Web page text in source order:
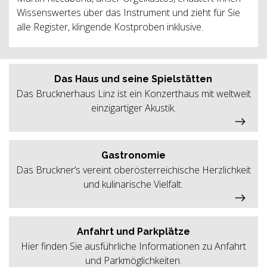
Wissenswertes über das Instrument und zieht für Sie
alle Register, klingende Kostproben inklusive.
Das Haus und seine Spielstätten
Das Brucknerhaus Linz ist ein Konzerthaus mit weltweit
einzigartiger Akustik.
Gastronomie
Das Bruckner’s vereint oberösterreichische Herzlichkeit
und kulinarische Vielfalt.
Anfahrt und Parkplätze
Hier finden Sie ausführliche Informationen zu Anfahrt
und Parkmöglichkeiten.